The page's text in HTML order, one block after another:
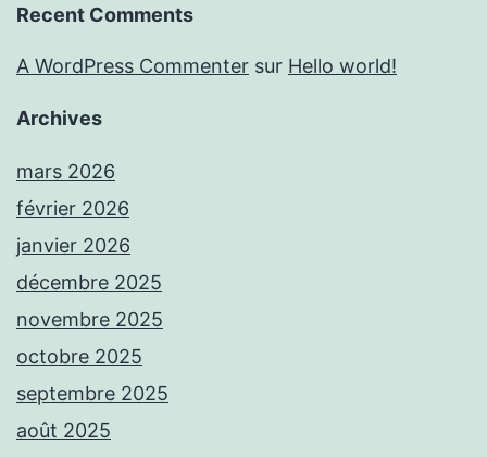
Recent Comments
A WordPress Commenter sur Hello world!
Archives
mars 2026
février 2026
janvier 2026
décembre 2025
novembre 2025
octobre 2025
septembre 2025
août 2025